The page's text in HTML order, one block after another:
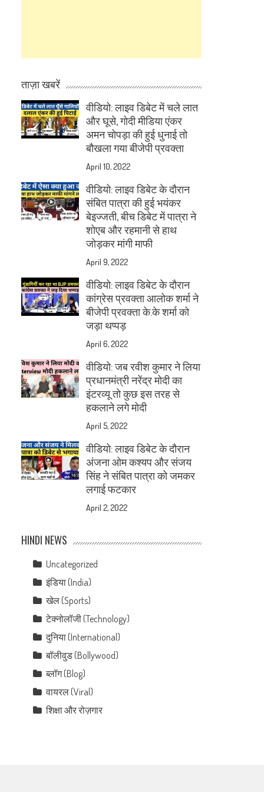
ताज़ा खबरें
वीडियो: लाइव डिबेट में चले लात
और घूसे, गोदी मीडिया एंकर
अमन चोपड़ा की हुई धुनाई तो
बौखला गया बीजेपी प्रवक्ता
April 10, 2022
वीडियो: लाइव डिबेट के दौरान
संबित पात्रा की हुई भयंकर
बेइज्जती, बीच डिबेट में पात्रा ने
शोएब और रहमानी से हाथ
जोड़कर मांगी माफी
April 9, 2022
वीडियो: लाइव डिबेट के दौरान
कांग्रेस प्रवक्ता आलोक शर्मा ने
बीजेपी प्रवक्ता के.के शर्मा को
जड़ा थप्पड़
April 6, 2022
वीडियो: जब रवीश कुमार ने लिया
प्रधानमंत्री नरेंद्र मोदी का
इंटरव्यू तो कुछ इस तरह से
हकलाने लगे मोदी
April 5, 2022
वीडियो: लाइव डिबेट के दौरान
अंजना ओम कश्यप और संजय
सिंह ने संबित पात्रा को जमकर
लगाई फटकार
April 2, 2022
HINDI NEWS
Uncategorized
इंडिया (India)
खेल (Sports)
टेक्नोलॉजी (Technology)
दुनिया (International)
बॉलीवुड (Bollywood)
ब्लॉग (Blog)
वायरल (Viral)
शिक्षा और रोज़गार